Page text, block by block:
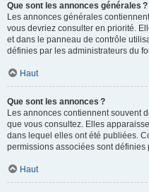
Que sont les annonces générales ?
Les annonces générales
vous devriez consulter en priorité.
et dans le panneau de contrôle
définies par les administrateurs du
Haut
Que sont les annonces ?
Les annonces contiennent souvent
que vous consultez. Elles
dans lequel elles ont été publiées.
permissions associées sont
Haut